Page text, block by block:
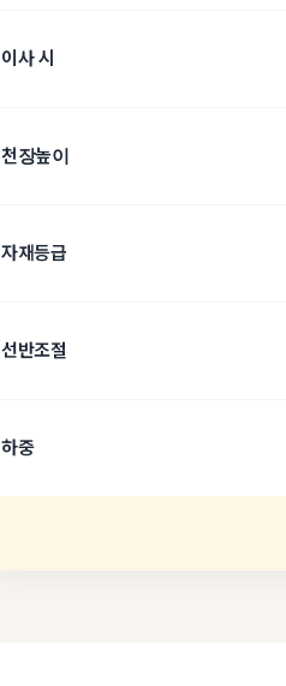
이사 시
천장높이
자재등급
선반조절
하중